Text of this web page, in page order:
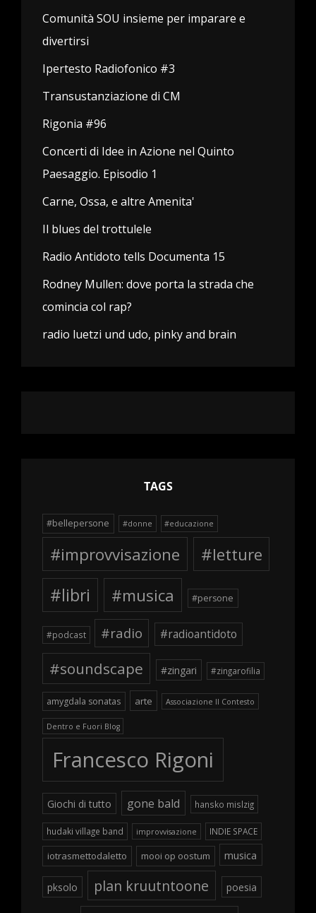
Comunità SOU insieme per imparare e
divertirsi
Ipertesto Radiofonico #3
Transustanziazione di CM
Rigonia #96
Concerti di Idee in Azione nel Quinto
Paesaggio. Episodio 1
Carne, Ossa, e altre Amenita'
Il blues del trottulele
Radio Antidoto tells Documenta 15
Rodney Mullen: dove porta la strada che
comincia col rap?
radio luetzi und udo, pinky and brain
TAGS
#bellepersone #donne #educazione
#improvvisazione
#letture
#libri
#musica #persone
#podcast #radio #radioantidoto
#soundscape #zingari #zingarofilia
amygdala sonatas arte Associazione Il Contesto
Dentro e Fuori Blog
Francesco Rigoni
Giochi di tutto gone bald hansko mislzig
hudaki village band improvvisazione INDIE SPACE
iotrasmettodaletto mooi op oostum musica
pksolo plan kruutntoone poesia